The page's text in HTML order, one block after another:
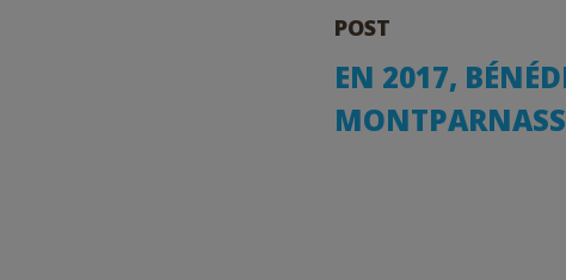
POST
EN 2017,